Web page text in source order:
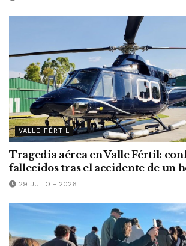
VALLE FÉRTIL
Tragedia aérea en Valle Fértil:
fallecidos tras el accidente de un
29 JULIO - 2026